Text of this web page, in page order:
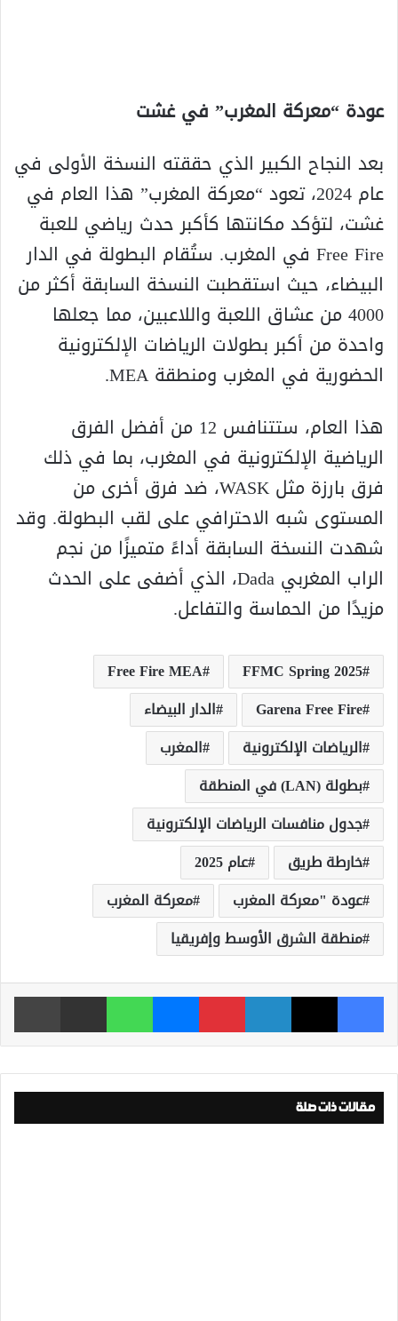
عودة “معركة المغرب” في غشت
بعد النجاح الكبير الذي حققته النسخة الأولى في
عام 2024، تعود “معركة المغرب” هذا العام في
غشت، لتؤكد مكانتها كأكبر حدث رياضي للعبة
Free Fire في المغرب. ستُقام البطولة في الدار
البيضاء، حيث استقطبت النسخة السابقة أكثر من
4000 من عشاق اللعبة واللاعبين، مما جعلها
واحدة من أكبر بطولات الرياضات الإلكترونية
الحضورية في المغرب ومنطقة MEA.
هذا العام، ستتنافس 12 من أفضل الفرق
الرياضية الإلكترونية في المغرب، بما في ذلك
فرق بارزة مثل WASK، ضد فرق أخرى من
المستوى شبه الاحترافي على لقب البطولة. وقد
شهدت النسخة السابقة أداءً متميزًا من نجم
الراب المغربي Dada، الذي أضفى على الحدث
مزيدًا من الحماسة والتفاعل.
FFMC Spring 2025
Free Fire MEA
Garena Free Fire
الدار البيضاء
الرياضات الإلكترونية
المغرب
بطولة (LAN) في المنطقة
جدول منافسات الرياضات الإلكترونية
خارطة طريق
عام 2025
عودة "معركة المغرب
معركة المغرب
منطقة الشرق الأوسط وإفريقيا
فيسبوك ‫X لينكدإن بينتيريست ماسنجر واتساب مشاركة عبر البريد
مقالات ذات صلة